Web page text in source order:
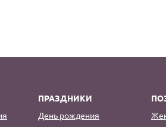
ПРАЗДНИКИ
День рождения